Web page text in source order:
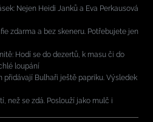
Nejen Heidi Janků a Eva Perkausová
zdarma a bez skeneru. Potřebujete jen
Hodí se do dezertů, k masu či do
loupání
přidávají Bulhaři ještě papriku. Výsledek
než se zdá. Poslouží jako mulč i